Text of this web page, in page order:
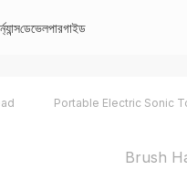
ডেভেলপারগাইড
Portable Electric Sonic
Brush